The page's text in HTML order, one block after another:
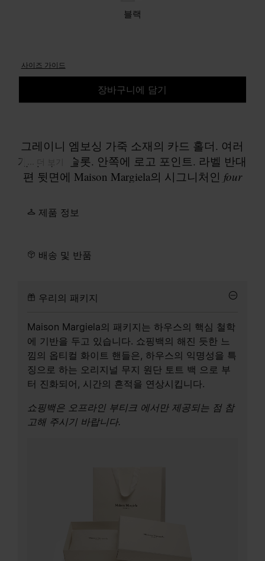
블랙
사이즈 가이드
장바구니에 담기
그레이니 엠보싱 가죽 소재의 카드 홀더. 여러
개의 카드 슬롯. 안쪽에 로고 포인트. 라벨 반대
편 뒷면에 Maison Margiela의 시그니처인 four
제품 정보
배송 및 반품
우리의 패키지
Maison Margiela의 패키지는 하우스의 핵심 철학
에 기반을 두고 있습니다. 쇼핑백의 해진 듯한 느
낌의 옵티컬 화이트 핸들은, 하우스의 익명성을 특
징으로 하는 오리지널 무지 원단 토트 백 으로 부
터 진화되어, 시간의 흔적을 연상시킵니다.
쇼핑백은 오프라인 부티크 에서만 제공되는 점 참
고해 주시기 바랍니다.